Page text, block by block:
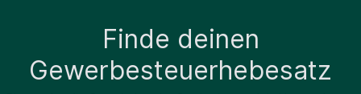
Finde deinen
Gewerbesteuerhebesatz